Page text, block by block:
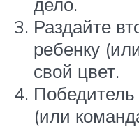
дело.
Раздайте
ребенку
свой цвет.
(или